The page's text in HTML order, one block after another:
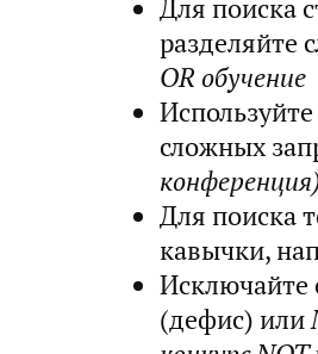
Для поиска
разделяйте
OR обучение
сложных
Для поиска
кавычки,
Исключайте
(дефис) или